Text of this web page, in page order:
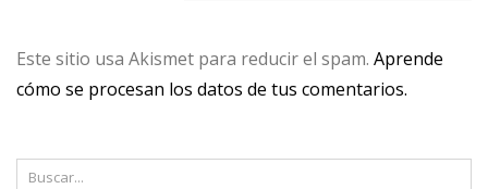
Este sitio usa Akismet para reducir el spam. Aprende
cómo se procesan los datos de tus comentarios.